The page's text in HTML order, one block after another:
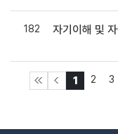
182
1 2 3